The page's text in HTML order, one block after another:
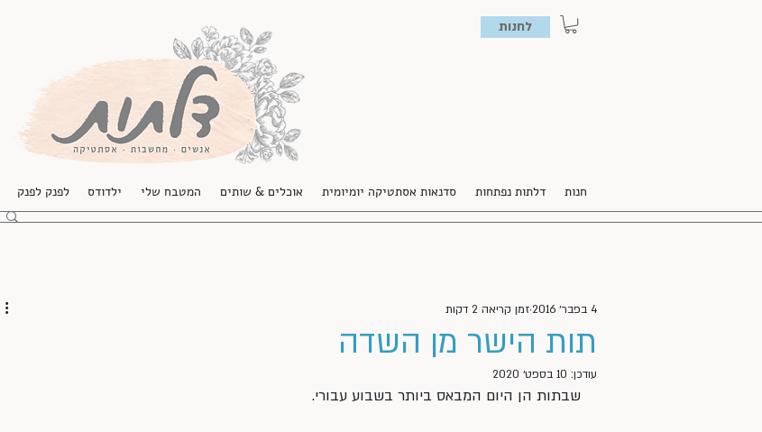
לחנות
חנות דלתות נפתחות סדנאות אסתטיקה יומיומית אוכלים & שותים המטבח שלי ילדודס לפנק לפנק
תות הישר מן השדה
4 בפבר׳ 2016 זמן קריאה 2 דקות
עודכן: 10 בספט׳ 2020
שבתות הן היום המבאס ביותר בשבוע עבורי.